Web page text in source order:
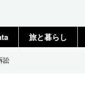
旅と暮らし
訟